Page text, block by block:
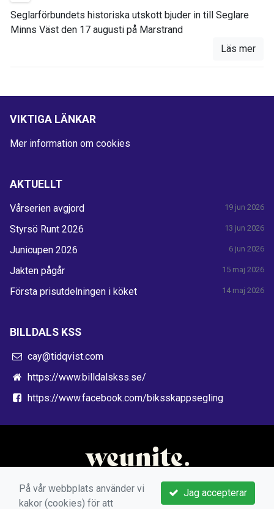
Seglarförbundets historiska utskott bjuder in till Seglare
Minns Väst den 17 augusti på Marstrand
Läs mer
VIKTIGA LÄNKAR
Mer information om cookies
AKTUELLT
Vårserien avgjord 19 jun 2026
Styrsö Runt 2026 13 jun 2026
Junicupen 2026 6 jun 2026
Jakten pågår 15 maj 2026
Första prisutdelningen i köket 14 maj 2026
BILLDALS KSS
cay@tidqvist.com
https://www.billdalskss.se/
https://www.facebook.com/biksskappsegling
Jag accepterar
På vår webbplats använder vi
kakor (cookies) för att